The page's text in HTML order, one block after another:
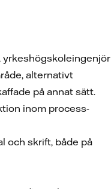
yrkeshögskoleingenjör
alternativt
på annat sätt.
inom process-
och skrift, både på